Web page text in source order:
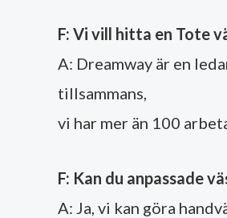
F: Vi vill hitta en Tote
A: Dreamway är en
tillsammans,
vi har mer än 100
F: Kan du anpassade
A: Ja, vi kan göra